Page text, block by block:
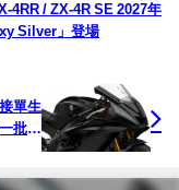
4RR / ZX-4R SE 2027年
Silver」登場
單生
批發